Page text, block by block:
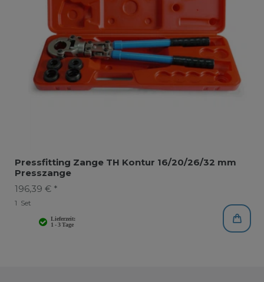
Pressfitting Zange TH Kontur 16/20/26/32 mm
Presszange
196,39 € *
1 Set